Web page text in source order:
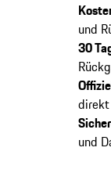
und
30
direkt
und